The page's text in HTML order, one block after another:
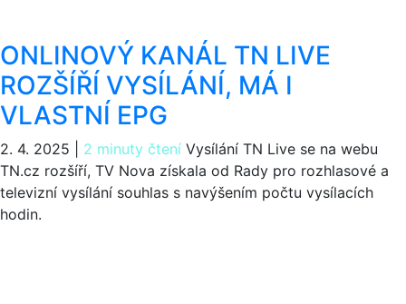
ONLINOVÝ KANÁL TN LIVE
ROZŠÍŘÍ VYSÍLÁNÍ, MÁ I
VLASTNÍ EPG
2. 4. 2025 2 minuty čtení Vysílání TN Live se na webu
TN.cz rozšíří, TV Nova získala od Rady pro rozhlasové a
televizní vysílání souhlas s navýšením počtu vysílacích
hodin.